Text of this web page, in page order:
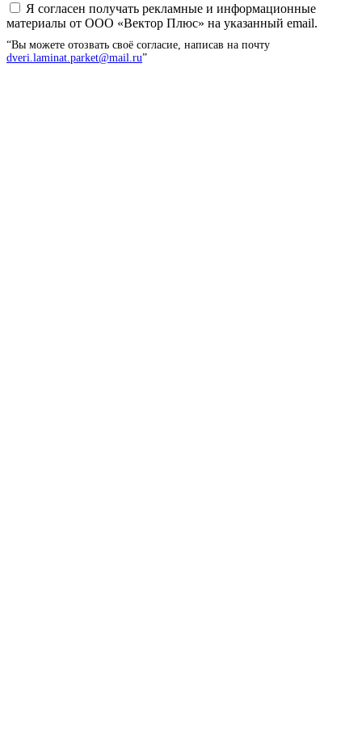
Я согласен получать рекламные и информационные
материалы от ООО «Вектор Плюс» на указанный email.
“Вы можете отозвать своё согласие, написав на почту
dveri.laminat.parket@mail.ru”